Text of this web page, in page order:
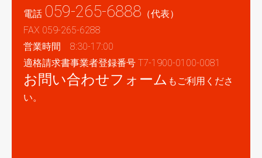
電話 059-265-6888 （代表）
FAX 059-265-6288
営業時間 8:30-17:00
適格請求書事業者登録番号 T7-1900-0100-0081
お問い合わせフォーム もご利用くださ
い。